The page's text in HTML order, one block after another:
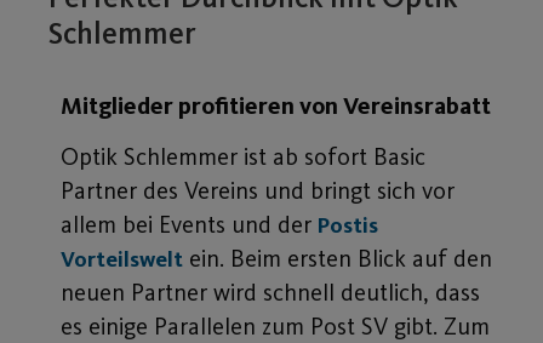
Schlemmer
Mitglieder profitieren von Vereinsrabatt
Optik Schlemmer ist ab sofort Basic
Partner des Vereins und bringt sich vor
allem bei Events und der Postis
Vorteilswelt ein. Beim ersten Blick auf den
neuen Partner wird schnell deutlich, dass
es einige Parallelen zum Post SV gibt. Zum